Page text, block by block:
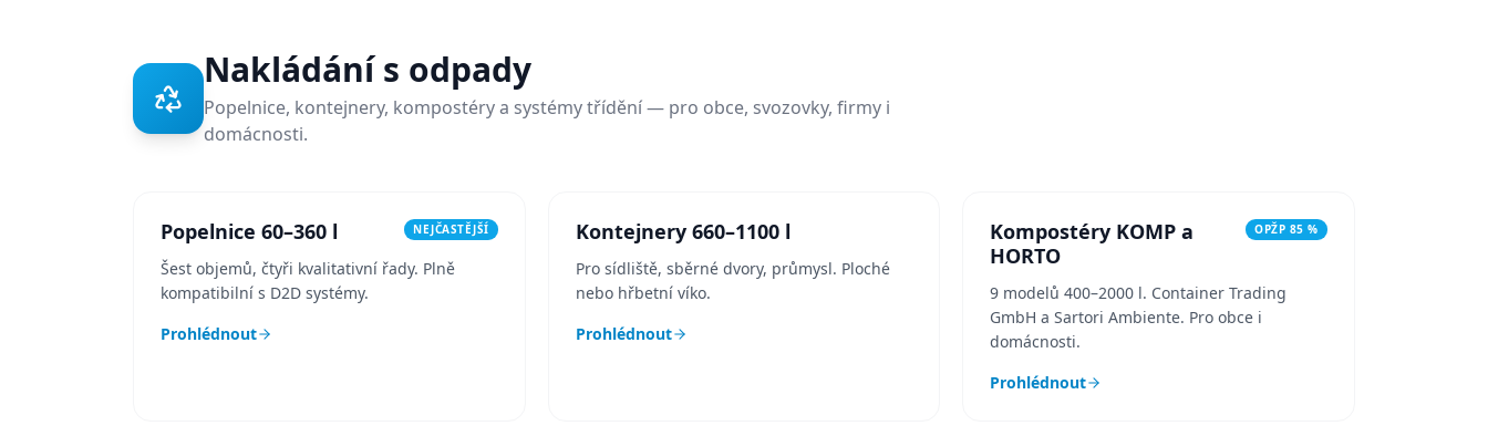
Nakládání s odpady
Popelnice, kontejnery, kompostéry a systémy třídění — pro obce, svozovky, firmy i
domácnosti.
Popelnice 60–360 l NEJČASTĚJŠÍ
Šest objemů, čtyři kvalitativní řady. Plně
kompatibilní s D2D systémy.
Prohlédnout
Kontejnery 660–1100 l
Pro sídliště, sběrné dvory, průmysl. Ploché
nebo hřbetní víko.
Prohlédnout
Kompostéry KOMP a
HORTO
OPŽP 85 %
9 modelů 400–2000 l. Container Trading
GmbH a Sartori Ambiente. Pro obce i
domácnosti.
Prohlédnout